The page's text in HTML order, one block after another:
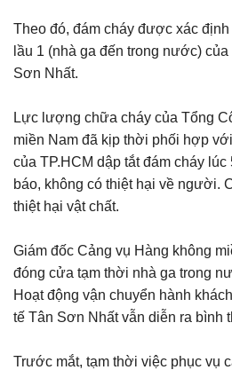
Theo đó, đám cháy được xác
lầu 1 (nhà ga đến trong nước)
Sơn Nhất.
Lực lượng chữa cháy của Tổng
miền Nam đã kịp thời phối hợp
của TP.HCM dập tắt đám cháy
báo, không có thiệt hại về người.
thiệt hại vật chất.
Giám đốc Cảng vụ Hàng không
đóng cửa tạm thời nhà ga trong
Hoạt động vận chuyển hành
tế Tân Sơn Nhất vẫn diễn ra bình
Trước mắt, tạm thời việc phục vụ